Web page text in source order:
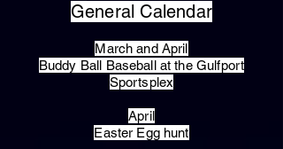
General Calendar
March and April
Buddy Ball Baseball at the Gulfport
Sportsplex
April
Easter Egg hunt